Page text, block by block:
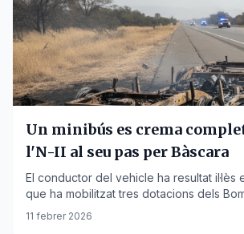
Un minibús es crema
l'N-II al seu pas per Bàscara
El conductor del vehicle ha resultat il·lès
que ha mobilitzat tres dotacions dels
Generalitat.
11 febrer 2026